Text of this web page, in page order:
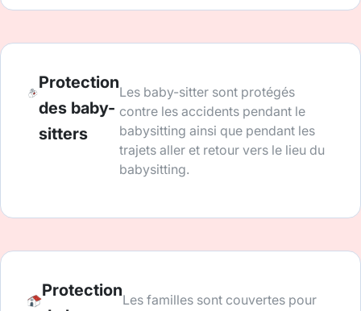
Protection
des baby-
sitters
Les baby-sitter sont protégés
contre les accidents pendant le
babysitting ainsi que pendant les
trajets aller et retour vers le lieu du
babysitting.
ProtectionLes familles sont couvertes pour